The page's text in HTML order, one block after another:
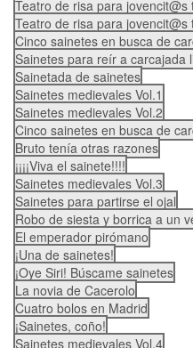
Teatro de risa para
Teatro de risa para
Cinco sainetes en busca de
Sainetes para reír a carcajada
Sainetada de sainetes
Sainetes medievales Vol.1
Sainetes medievales Vol.2
Cinco sainetes en busca de
Bruto tenía otras razones
¡¡¡¡Viva el sainete!!!!
Sainetes medievales Vol.3
Sainetes para partirse el ojal
Robo de siesta y borrica a un
El emperador pirómano
¡Una de sainetes!
¡Oye Siri! Búscame sainetes
La novia de Cacerolo
Cuatro bolos en Madrid
¡Sainetes, coño!
Sainetes medievales Vol.4